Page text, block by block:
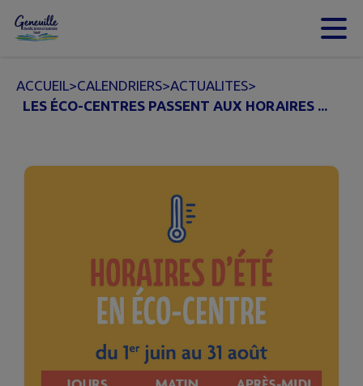
Contenu
ACCUEIL>CALENDRIERS>ACTUALITES>
LES ÉCO-CENTRES PASSENT AUX HORAIRES ...